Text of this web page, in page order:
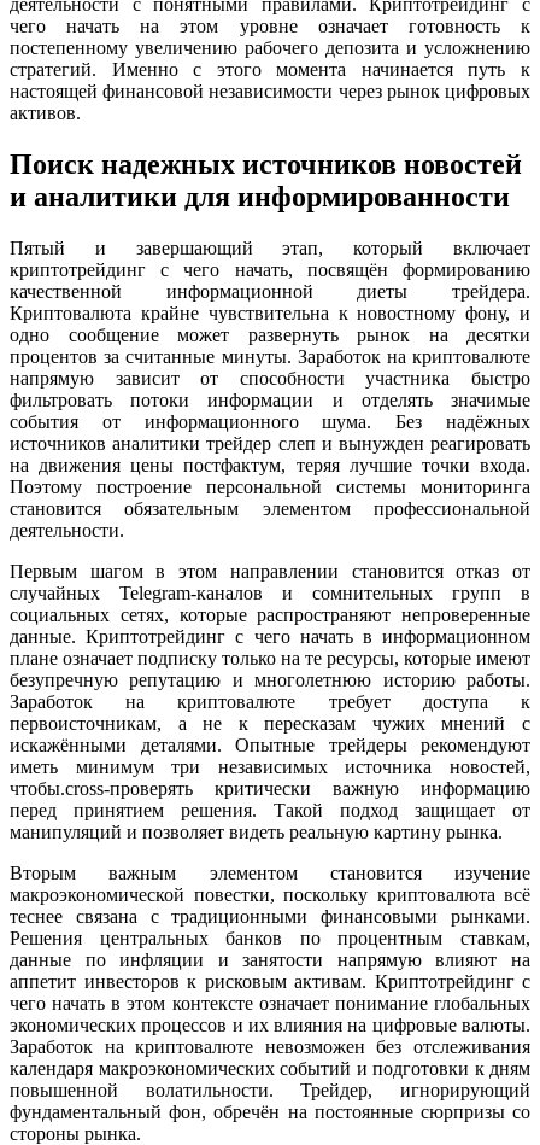
деятельности с понятными правилами. Криптотрейдинг с
чего начать на этом уровне означает готовность к
постепенному увеличению рабочего депозита и усложнению
стратегий. Именно с этого момента начинается путь к
настоящей финансовой независимости через рынок цифровых
активов.
Поиск надежных источников новостей
и аналитики для информированности
Пятый и завершающий этап, который включает
криптотрейдинг с чего начать, посвящён формированию
качественной информационной диеты трейдера.
Криптовалюта крайне чувствительна к новостному фону, и
одно сообщение может развернуть рынок на десятки
процентов за считанные минуты. Заработок на криптовалюте
напрямую зависит от способности участника быстро
фильтровать потоки информации и отделять значимые
события от информационного шума. Без надёжных
источников аналитики трейдер слеп и вынужден реагировать
на движения цены постфактум, теряя лучшие точки входа.
Поэтому построение персональной системы мониторинга
становится обязательным элементом профессиональной
деятельности.
Первым шагом в этом направлении становится отказ от
случайных Telegram-каналов и сомнительных групп в
социальных сетях, которые распространяют непроверенные
данные. Криптотрейдинг с чего начать в информационном
плане означает подписку только на те ресурсы, которые имеют
безупречную репутацию и многолетнюю историю работы.
Заработок на криптовалюте требует доступа к
первоисточникам, а не к пересказам чужих мнений с
искажёнными деталями. Опытные трейдеры рекомендуют
иметь минимум три независимых источника новостей,
чтобы.cross-проверять критически важную информацию
перед принятием решения. Такой подход защищает от
манипуляций и позволяет видеть реальную картину рынка.
Вторым важным элементом становится изучение
макроэкономической повестки, поскольку криптовалюта всё
теснее связана с традиционными финансовыми рынками.
Решения центральных банков по процентным ставкам,
данные по инфляции и занятости напрямую влияют на
аппетит инвесторов к рисковым активам. Криптотрейдинг с
чего начать в этом контексте означает понимание глобальных
экономических процессов и их влияния на цифровые валюты.
Заработок на криптовалюте невозможен без отслеживания
календаря макроэкономических событий и подготовки к дням
повышенной волатильности. Трейдер, игнорирующий
фундаментальный фон, обречён на постоянные сюрпризы со
стороны рынка.